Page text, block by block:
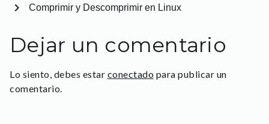
Comprimir y Descomprimir en Linux
chevron_right
Dejar un comentario
Lo siento, debes estar conectado para publicar un
comentario.